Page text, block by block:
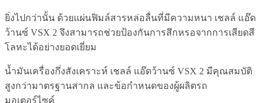
ยิ่งไปกว่านั้น ด้วยแผ่นฟิมล์สารหล่อลื่นที่มีความหนา เชลล์ แอ๊ด
ว้านซ์ VSX 2 จึงสามารถช่วยป้องกันการสึกหรอจากการเสียดสี
โลหะได้อย่างยอดเยี่ยม
น้ำมันเครื่องกึ่งสังเคราะห์ เชลล์ แอ๊ดว้านซ์ VSX 2 มีคุณสมบัติ
สูงกว่ามาตรฐานสากล และข้อกำหนดของผู้ผลิตรถ
มอเตอร์ไซค์